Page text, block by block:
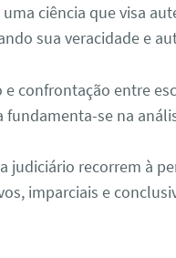
ciência que visa
sua veracidade e
e confrontação entre
fundamenta-se na
judiciário recorrem à
imparciais e